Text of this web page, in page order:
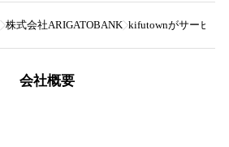
株式会社ARIGATOBANK kifutownがサービス
会社概要